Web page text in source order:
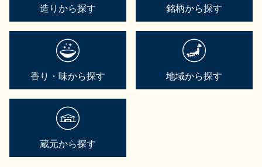
造りから探す 銘柄から探す
香り・味から探す 地域から探す
蔵元から探す